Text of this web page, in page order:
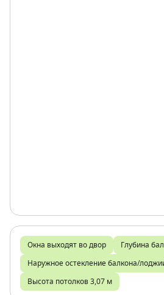
Окна выходят во двор Глубина
Наружное остекление балкона/
Высота потолков 3,07 м